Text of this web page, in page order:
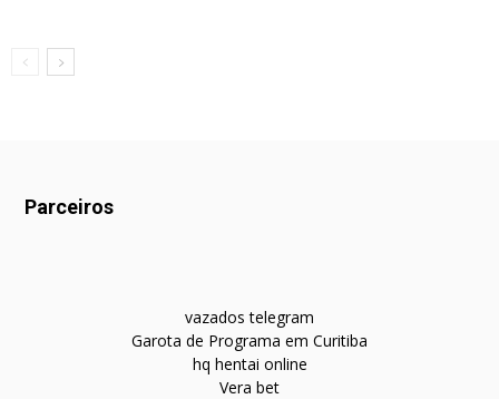
Parceiros
vazados telegram
Garota de Programa em Curitiba
hq hentai online
Vera bet